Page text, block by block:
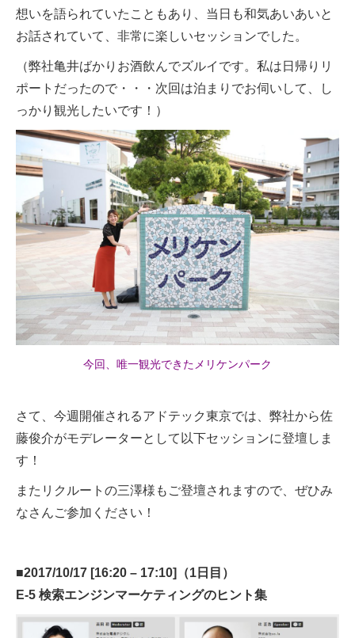
想いを語られていたこともあり、当日も和気あいあいと
お話されていて、非常に楽しいセッションでした。
（弊社亀井ばかりお酒飲んでズルイです。私は日帰りリ
ポートだったので・・・次回は泊まりでお伺いして、し
っかり観光したいです！）
今回、唯一観光できたメリケンパーク
さて、今週開催されるアドテック東京では、弊社から佐
藤俊介がモデレーターとして以下セッションに登壇しま
す！
またリクルートの三澤様もご登壇されますので、ぜひみ
なさんご参加ください！
■2017/10/17 [16:20 – 17:10]（1日目）
E-5 検索エンジンマーケティングのヒント集